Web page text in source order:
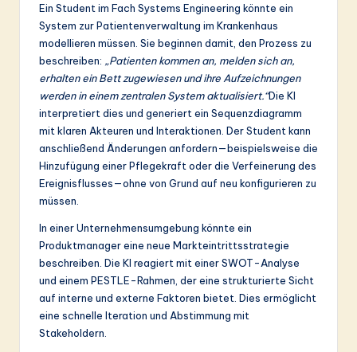
Ein Student im Fach Systems Engineering könnte ein
System zur Patientenverwaltung im Krankenhaus
modellieren müssen. Sie beginnen damit, den Prozess zu
beschreiben: „Patienten kommen an, melden sich an,
erhalten ein Bett zugewiesen und ihre Aufzeichnungen
werden in einem zentralen System aktualisiert.“Die KI
interpretiert dies und generiert ein Sequenzdiagramm
mit klaren Akteuren und Interaktionen. Der Student kann
anschließend Änderungen anfordern—beispielsweise die
Hinzufügung einer Pflegekraft oder die Verfeinerung des
Ereignisflusses—ohne von Grund auf neu konfigurieren zu
müssen.
In einer Unternehmensumgebung könnte ein
Produktmanager eine neue Markteintrittsstrategie
beschreiben. Die KI reagiert mit einer SWOT-Analyse
und einem PESTLE-Rahmen, der eine strukturierte Sicht
auf interne und externe Faktoren bietet. Dies ermöglicht
eine schnelle Iteration und Abstimmung mit
Stakeholdern.